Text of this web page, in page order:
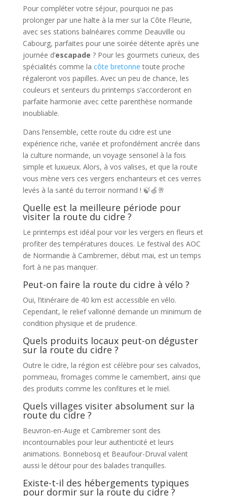
Pour compléter votre séjour, pourquoi ne pas
prolonger par une halte à la mer sur la Côte Fleurie,
avec ses stations balnéaires comme Deauville ou
Cabourg, parfaites pour une soirée détente après une
journée d’escapade ? Pour les gourmets curieux, des
spécialités comme la côte bretonne toute proche
régaleront vos papilles. Avec un peu de chance, les
couleurs et senteurs du printemps s’accorderont en
parfaite harmonie avec cette parenthèse normande
inoubliable.
Dans l’ensemble, cette route du cidre est une
expérience riche, variée et profondément ancrée dans
la culture normande, un voyage sensoriel à la fois
simple et luxueux. Alors, à vos valises, et que la route
vous mène vers ces vergers enchanteurs et ces verres
levés à la santé du terroir normand ! 🍃🍏🥂
Quelle est la meilleure période pour
visiter la route du cidre ?
Le printemps est idéal pour voir les vergers en fleurs et
profiter des températures douces. Le festival des AOC
de Normandie à Cambremer, début mai, est un temps
fort à ne pas manquer.
Peut-on faire la route du cidre à vélo ?
Oui, l’itinéraire de 40 km est accessible en vélo.
Cependant, le relief vallonné demande un minimum de
condition physique et de prudence.
Quels produits locaux peut-on déguster
sur la route du cidre ?
Outre le cidre, la région est célèbre pour ses calvados,
pommeau, fromages comme le camembert, ainsi que
des produits comme les confitures et le miel.
Quels villages visiter absolument sur la
route du cidre ?
Beuvron-en-Auge et Cambremer sont des
incontournables pour leur authenticité et leurs
animations. Bonnebosq et Beaufour-Druval valent
aussi le détour pour des balades tranquilles.
Existe-t-il des hébergements typiques
pour dormir sur la route du cidre ?